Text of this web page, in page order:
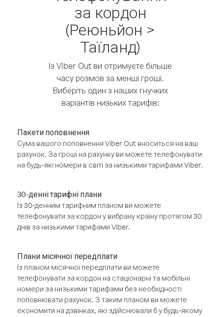
за кордон
(Реюньйон >
Таїланд)
Із Viber Out ви отримуєте більше
часу розмов за менші гроші.
Виберіть один з наших гнучких
варіантів низьких тарифів:
Пакети поповнення
Сума вашого поповнення Viber Out вноситься на ваш
рахунок. За гроші на рахунку ви можете телефонувати
на будь-які номери в світі за низькими тарифами Viber.
30-денні тарифні плани
Із 30-денним тарифним планом ви можете
телефонувати за кордон у вибрану країну протягом 30
днів за низькими тарифами Viber.
Плани місячної передплати
Із планом місячної передплати ви можете
телефонувати за кордон на стаціонарні та мобільні
номери за низькими тарифами без необхідності
поповнювати рахунок. З таким планом ви можете
економити на дзвінках, які здійснювали б у будь-якому